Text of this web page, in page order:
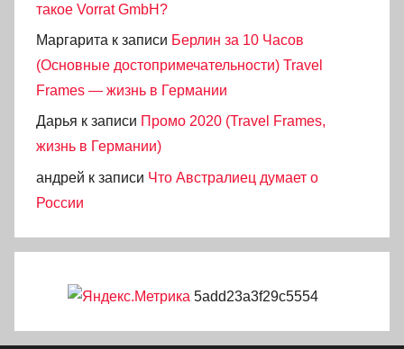
такое Vorrat GmbH?
Маргарита к записи Берлин за 10 Часов
(Основные достопримечательности) Travel
Frames — жизнь в Германии
Дарья к записи Промо 2020 (Travel Frames,
жизнь в Германии)
андрей к записи Что Австралиец думает о
России
5add23a3f29c5554